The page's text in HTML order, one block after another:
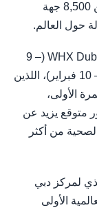
ومركز دبي للمعارض، وذلك بمشاركة أكثر من 8,500 جهة
ويليه مباشرة تنظيم معرض الصحة العالميWHX Dubai (9 –
12 فبراير) ومعرض WHX Labs Dubai (10 – 13 فبراير)، اللذين
الأولى،
وبحضور متوقع يزيد عن
الصحية من أكثر
لمركز دبي
الأولى